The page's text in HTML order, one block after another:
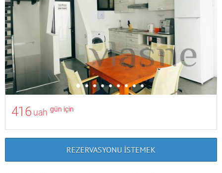
416 uah gün için
REZERVASYONU ISTEMEK